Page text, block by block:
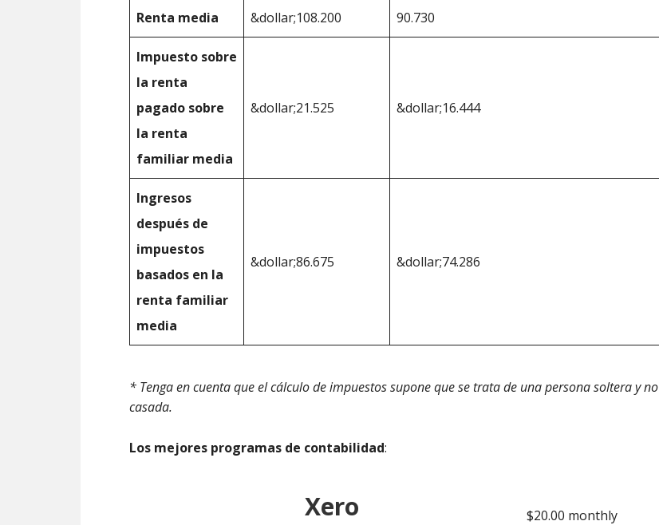
Renta media &dollar;108.200 90.730
Impuesto sobre
la renta
pagado sobre
la renta
familiar media
&dollar;21.525 &dollar;16.444
Ingresos
después de
impuestos
basados en la
renta familiar
media
&dollar;86.675 &dollar;74.286
* Tenga en cuenta que el cálculo de impuestos supone que se trata de una persona soltera y no
casada.
Los mejores programas de contabilidad:
Xero $20.00 monthly